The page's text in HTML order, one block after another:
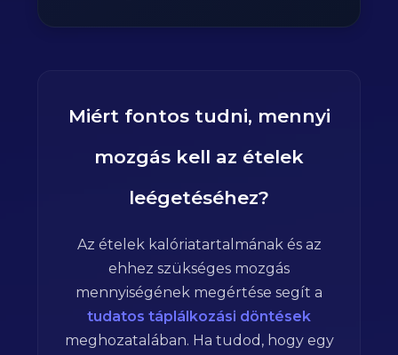
Miért fontos tudni, mennyi
mozgás kell az ételek
leégetéséhez?
Az ételek kalóriatartalmának és az
ehhez szükséges mozgás
mennyiségének megértése segít a
tudatos táplálkozási döntések
meghozatalában. Ha tudod, hogy egy